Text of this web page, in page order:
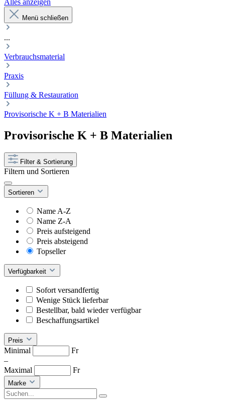
Alles anzeigen
Menü schließen
...
Verbrauchsmaterial
Praxis
Füllung & Restauration
Provisorische K + B Materialien
Provisorische K + B Materialien
Filter & Sortierung
Filtern und Sortieren
Sortieren
Name A-Z
Name Z-A
Preis aufsteigend
Preis absteigend
Topseller
Verfügbarkeit
Sofort versandfertig
Wenige Stück lieferbar
Bestellbar, bald wieder verfügbar
Beschaffungsartikel
Preis
Minimal
Fr
–
Maximal
Fr
Marke